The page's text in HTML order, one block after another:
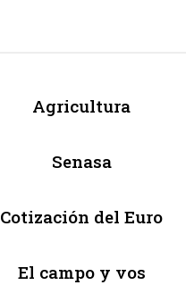
Agricultura
Senasa
Cotización del Euro
El campo y vos